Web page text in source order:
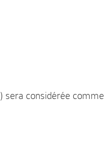
sera considérée comme